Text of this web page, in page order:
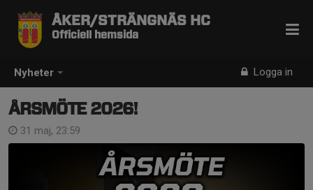
Nyheter Logga in
ÅKER/STRÄNGNÄS HC
Officiell hemsida
ÅRSMÖTE 2026!
31 maj, 23:59